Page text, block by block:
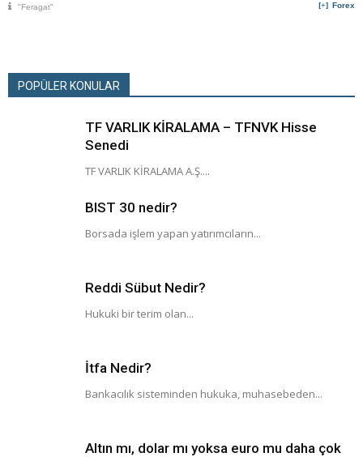
Forex
"Feragat"
POPÜLER KONULAR
TF VARLIK KİRALAMA – TFNVK Hisse
Senedi
TF VARLIK KİRALAMA A.Ş....
BIST 30 nedir?
Borsada işlem yapan yatırımcıların...
Reddi Sübut Nedir?
Hukuki bir terim olan...
İtfa Nedir?
Bankacılık sisteminden hukuka, muhasebeden...
Altın mı, dolar mı yoksa euro mu daha çok